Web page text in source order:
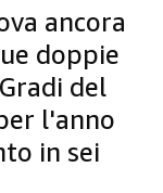
ancora
doppie
del
l'anno
in sei